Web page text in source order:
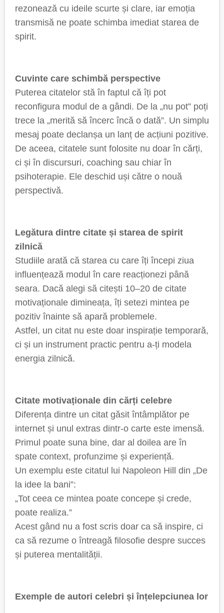
rezonează cu ideile scurte și clare, iar emoția
transmisă ne poate schimba imediat starea de
spirit.
Cuvinte care schimbă perspective
Puterea citatelor stă în faptul că îți pot
reconfigura modul de a gândi. De la „nu pot” poți
trece la „merită să încerc încă o dată”. Un simplu
mesaj poate declanșa un lanț de acțiuni pozitive.
De aceea, citatele sunt folosite nu doar în cărți,
ci și în discursuri, coaching sau chiar în
psihoterapie. Ele deschid uși către o nouă
perspectivă.
Legătura dintre citate și starea de spirit
zilnică
Studiile arată că starea cu care îți începi ziua
influențează modul în care reacționezi până
seara. Dacă alegi să citești 10–20 de citate
motivaționale dimineața, îți setezi mintea pe
pozitiv înainte să apară problemele.
Astfel, un citat nu este doar inspirație temporară,
ci și un instrument practic pentru a-ți modela
energia zilnică.
Citate motivaționale din cărți celebre
Diferența dintre un citat găsit întâmplător pe
internet și unul extras dintr-o carte este imensă.
Primul poate suna bine, dar al doilea are în
spate context, profunzime și experiență.
Un exemplu este citatul lui Napoleon Hill din „De
la idee la bani”:
„Tot ceea ce mintea poate concepe și crede,
poate realiza.”
Acest gând nu a fost scris doar ca să inspire, ci
ca să rezume o întreagă filosofie despre succes
și puterea mentalității.
Exemple de autori celebri și înțelepciunea lor